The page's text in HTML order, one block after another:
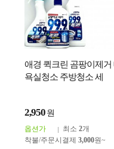
애경 퀵크린 곰팡이제거
욕실청소 주방청소 세
2,950 원
옵션가 최소 2개
착불/주문시결제 3,000원~